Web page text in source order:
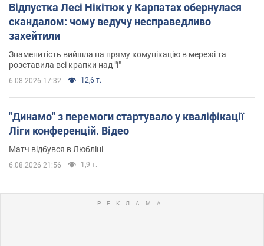
Відпустка Лесі Нікітюк у Карпатах обернулася
скандалом: чому ведучу несправедливо
захейтили
Знаменитість вийшла на пряму комунікацію в мережі та
розставила всі крапки над "і"
6.08.2026 17:32 12,6 т.
"Динамо" з перемоги стартувало у кваліфікації
Ліги конференцій. Відео
Матч відбувся в Любліні
6.08.2026 21:56 1,9 т.